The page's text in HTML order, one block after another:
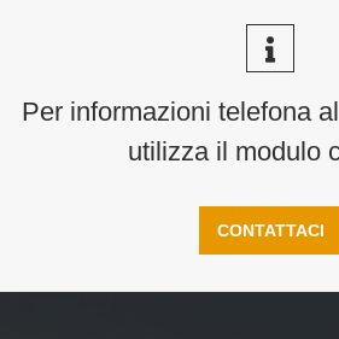
Per informazioni telefona al
utilizza il modulo
CONTATTACI